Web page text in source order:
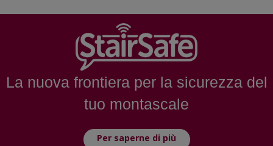
La nuova frontiera per la sicurezza del
tuo montascale
Per saperne di più